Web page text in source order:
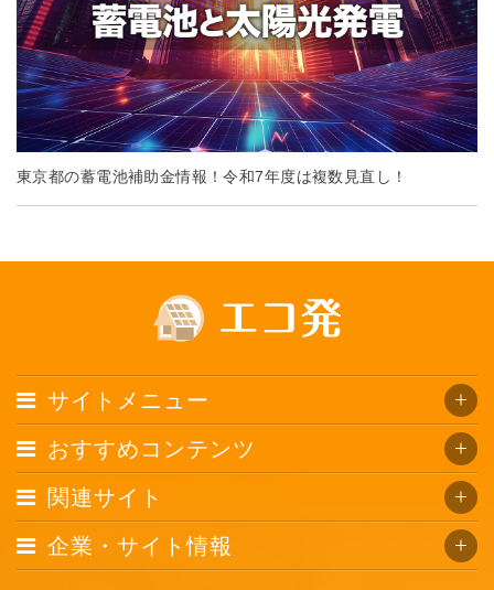
東京都の蓄電池補助金情報！令和7年度は複数見直し！
サイトメニュー
おすすめコンテンツ
関連サイト
企業・サイト情報